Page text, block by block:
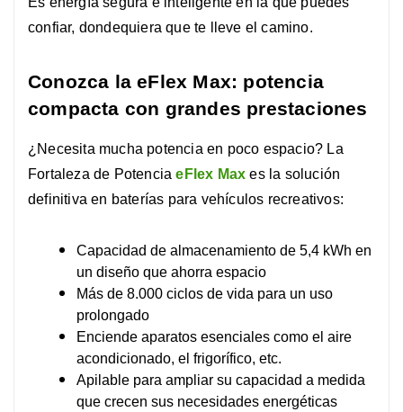
confiar, dondequiera que te lleve el camino.
Conozca la eFlex Max: potencia
compacta con grandes prestaciones
¿Necesita mucha potencia en poco espacio? La
Fortaleza de PotenciaeFlex Max es la solución
definitiva en baterías para vehículos recreativos:
Capacidad de almacenamiento de 5,4 kWh en
un diseño que ahorra espacio
Más de 8.000 ciclos de vida para un uso
prolongado
Enciende aparatos esenciales como el aire
acondicionado, el frigorífico, etc.
Apilable para ampliar su capacidad a medida
que crecen sus necesidades energéticas